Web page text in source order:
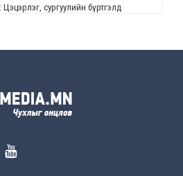
сургуулийн бүртгэлд
08-5
08-5